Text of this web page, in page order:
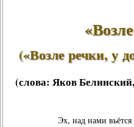
(«Возле речки, у
(слова: Яков Белинский
Эх, над нами